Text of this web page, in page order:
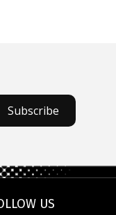
Subscribe
US